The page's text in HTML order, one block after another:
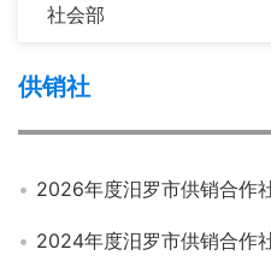
社会部
供销社